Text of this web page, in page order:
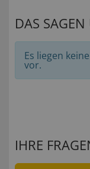
DAS
Es liegen
vor.
IHRE